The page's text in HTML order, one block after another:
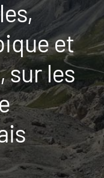
et
sur les